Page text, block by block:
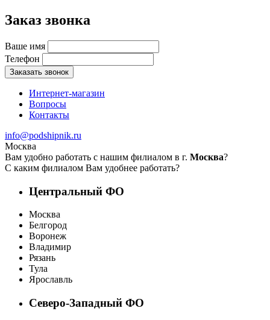
Заказ звонка
Ваше имя
Телефон
Заказать звонок
Интернет-магазин
Вопросы
Контакты
info@podshipnik.ru
Москва
Вам удобно работать с нашим филиалом в г. Москва?
С каким филиалом Вам удобнее работать?
Центральный ФО
Москва
Белгород
Воронеж
Владимир
Рязань
Тула
Ярославль
Северо-Западный ФО